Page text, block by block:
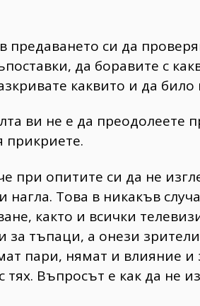
предаването си да
да боравите с
каквито и да било
ви не е да преодолеете
прикриете.
при опитите си да не
нагла. Това в никакъв
както и всички
за тъпаци, а онези
пари, нямат и влияние и
тях. Въпросът е как да не